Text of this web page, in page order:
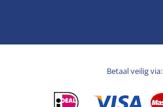
Betaal veilig via: